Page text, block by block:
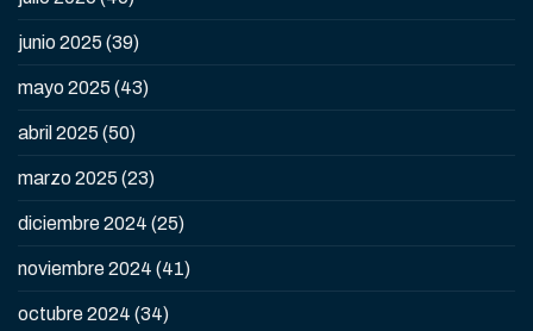
junio 2025 (39)
mayo 2025 (43)
abril 2025 (50)
marzo 2025 (23)
diciembre 2024 (25)
noviembre 2024 (41)
octubre 2024 (34)